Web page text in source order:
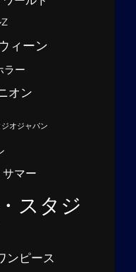
Z
ィーン
ラー
オン
オジャパン
マー
スタジ
ンピース